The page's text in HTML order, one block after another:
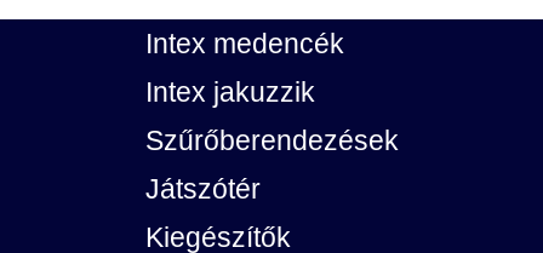
Intex medencék
Intex jakuzzik
Szűrőberendezések
Játszótér
Kiegészítők